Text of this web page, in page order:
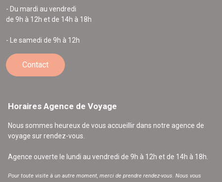
- Du mardi au vendredi
de 9h à 12h et de 14h à 18h
- Le samedi de 9h à 12h
Contact
Horaires Agence de Voyage
Nous sommes heureux de vous accueillir dans notre agence de
voyage sur rendez-vous.
Agence ouverte le lundi au vendredi de 9h à 12h et de 14h à 18h.
Pour toute visite à un autre moment, merci de prendre rendez-vous. Nous vous